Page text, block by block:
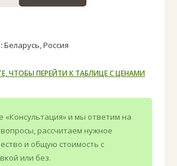
Беларусь,Россия
ЧТОБЫ ПЕРЕЙТИ К ТАБЛИЦЕ С ЦЕНАМИ
«Консультация» и мы ответим на
рассчитаем нужное
и общую стоимость с
или без.